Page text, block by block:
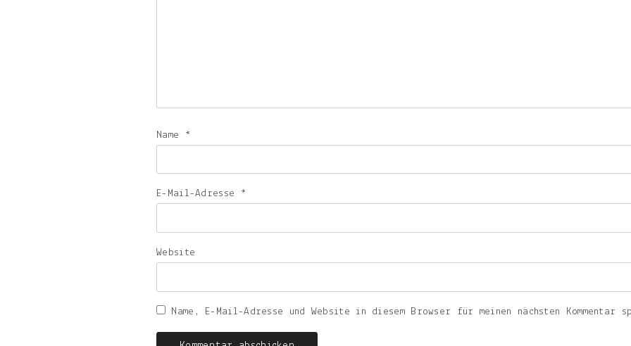
Name *
E-Mail-Adresse *
Website
Name, E-Mail-Adresse und Website in diesem Browser für meinen nächsten Kommentar